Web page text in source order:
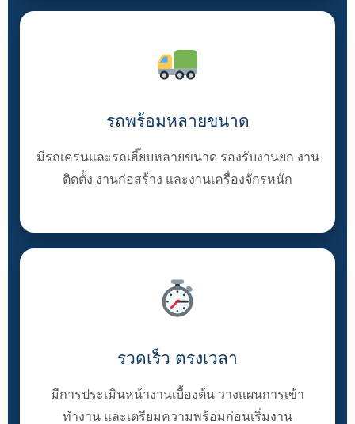
รถพร้อมหลายขนาด
มีรถเครนและรถเฮี๊ยบหลายขนาด รองรับงานยก งาน
ติดตั้ง งานก่อสร้าง และงานเครื่องจักรหนัก
รวดเร็ว ตรงเวลา
มีการประเมินหน้างานเบื้องต้น วางแผนการเข้า
ทำงาน และเตรียมความพร้อมก่อนเริ่มงาน